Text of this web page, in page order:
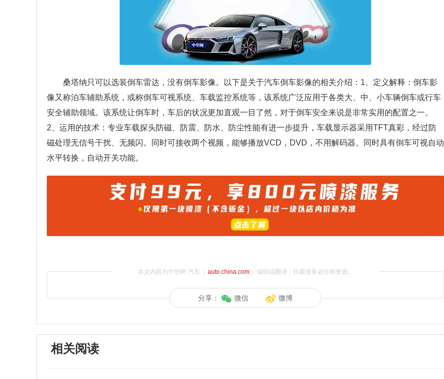
桑塔纳只可以选装倒车雷达，没有倒车影像。以下是关于汽车倒车影像的相关介绍：1、定义解释：倒车影
像又称泊车辅助系统，或称倒车可视系统、车载监控系统等，该系统广泛应用于各类大、中、小车辆倒车或行车
安全辅助领域。该系统让倒车时，车后的状况更加直观一目了然，对于倒车安全来说是非常实用的配置之一。
2、运用的技术：专业车载探头防磁、防震、防水、防尘性能有进一步提升，车载显示器采用TFT真彩，经过防
磁处理无信号干扰、无频闪。同时可接收两个视频，能够播放VCD，DVD，不用解码器。同时具有倒车可视自动
水平转换，自动开关功能。
本文内容为中华网·汽车（ auto.china.com）编辑或翻译，转载请务必注明来源。
分享： 微信 微博
相关阅读